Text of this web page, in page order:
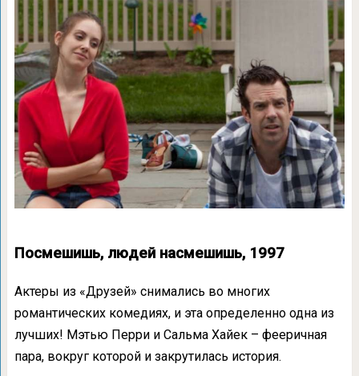
Посмешишь, людей насмешишь, 1997
Актеры из «Друзей» снимались во многих
романтических комедиях, и эта определенно одна из
лучших! Мэтью Перри и Сальма Хайек – фееричная
пара, вокруг которой и закрутилась история.